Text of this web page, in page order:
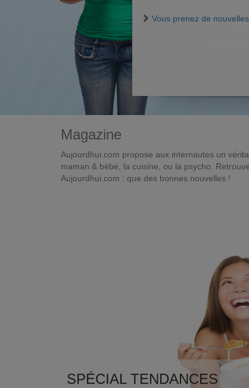
Vous prenez de
Magazine
Aujourdhui.com propose aux internautes un
maman & bébé, la cuisine, ou la psycho.
Aujourdhui.com : que des bonnes nouvelles !
SPÉCIAL TENDANCES